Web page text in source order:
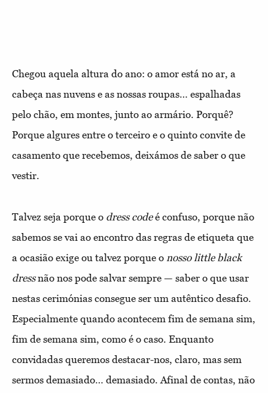
Chegou aquela altura do ano: o amor está no ar, a
cabeça nas nuvens e as nossas roupas… espalhadas
pelo chão, em montes, junto ao armário. Porquê?
Porque algures entre o terceiro e o quinto convite de
casamento que recebemos, deixámos de saber o que
vestir.
Talvez seja porque o dress codeé confuso, porque não
sabemos se vai ao encontro das regras de etiqueta que
a ocasião exige ou talvez porque o nossolittle black
dressnão nos pode salvar sempre — saber o que usar
nestas cerimónias consegue ser um autêntico desafio.
Especialmente quando acontecem fim de semana sim,
fim de semana sim, como é o caso. Enquanto
convidadas queremos destacar-nos, claro, mas sem
sermos demasiado… demasiado. Afinal de contas, não